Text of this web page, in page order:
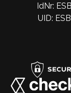
IdNr:
UID: